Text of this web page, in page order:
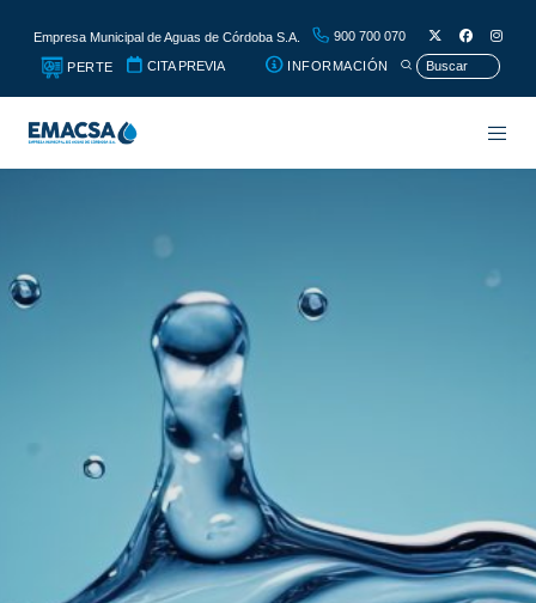
Empresa Municipal de Aguas de Córdoba S.A. 900 700 070
PERTE CITA PREVIA INFORMACIÓN